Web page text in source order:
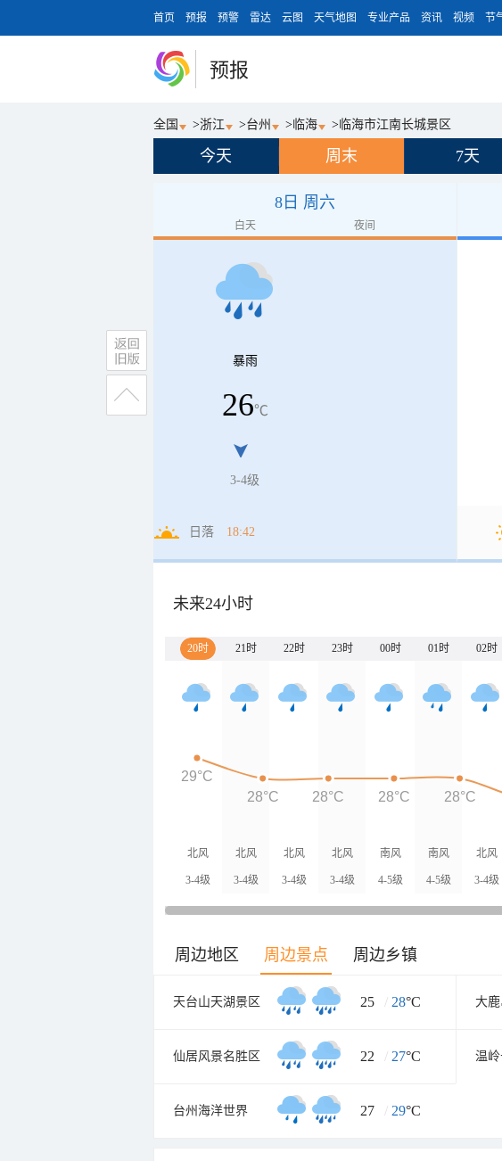
首页 预报 预警 雷达 云图 天气地图 专业产品 资讯 视频 节
预报
全国 >浙江 >台州 > 临海 > 临海市江南长城景区
今天 周末 7天
8日 周六
白天 夜间
暴雨
26℃
3-4级
日落 18:42
未来24小时
20时 21时 22时 23时 00时 01时 02时
北风
3-4级
北风
3-4级
北风
3-4级
北风
3-4级
南风
4-5级
南风
4-5级
北风
3-4级
29°C
28°C
28°C 28°C
28°C
周边地区 周边景点 周边乡镇
天台山天湖景区 25 / 28°C 大
仙居风景名胜区 22 / 27°C 温
台州海洋世界 27 / 29°C